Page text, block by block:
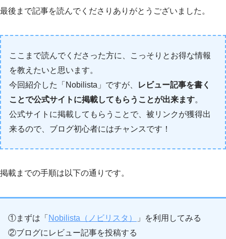
最後まで記事を読んでくださりありがとうございました。
ここまで読んでくださった方に、こっそりとお得な情報
を教えたいと思います。
今回紹介した「Nobilista」ですが、
レビュー記事を書く
ことで公式サイトに掲載してもらうことが出来ます。
公式サイトに掲載してもらうことで、被リンクが獲得出
来るので、ブログ初心者にはチャンスです！
掲載までの手順は以下の通りです。
①まずは「 Nobilista（ノビリスタ）
」を利用してみる
②ブログにレビュー記事を投稿する